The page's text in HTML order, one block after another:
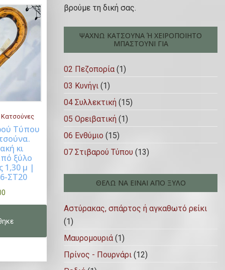
Now
Τύπου
κι
ξύλο
1,30 μ |
ΣΤ20
βρούμε τη δική σας.
ΨΆΧΝΩ ΚΑΤΣΟΎΝΑ Ή ΧΕΙΡΟΠΟΊΗΤΟ Μ
ΠΑΣΤΟΎΝΙ ΓΙΑ
02 Πεζοπορία (1)
03 Κυνήγι (1)
04 Συλλεκτική (15)
05 Ορειβατική (1)
06 Ενθύμιο (15)
07 Στιβαρού Τύπου (13)
ΘΈΛΩ ΝΑ ΕΊΝΑΙ ΑΠΌ ΞΎΛΟ
Αστύρακας, σπάρτος ή αγκαθωτό ρείκι
(1)
Μαυρομουριά (1)
Πρίνος - Πουρνάρι (12)